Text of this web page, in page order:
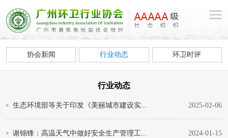
协会新闻 行业动态 环卫时评
行业动态
生态环境部等关于印发《美丽城市建设实... 2025-02-06
谢锦锋：高温天气中做好安全生产管理工... 2024-01-15